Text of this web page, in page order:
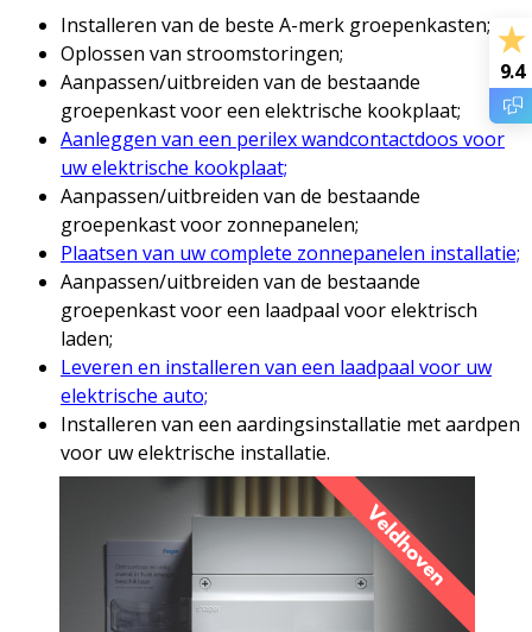
Installeren van de beste A-merk groepenkasten;
Oplossen van stroomstoringen;
Aanpassen/uitbreiden van de bestaande
groepenkast voor een elektrische kookplaat;
Aanleggen van een perilex wandcontactdoos voor
uw elektrische kookplaat;
Aanpassen/uitbreiden van de bestaande
groepenkast voor zonnepanelen;
Plaatsen van uw complete zonnepanelen installatie;
Aanpassen/uitbreiden van de bestaande
groepenkast voor een laadpaal voor elektrisch
laden;
Leveren en installeren van een laadpaal voor uw
elektrische auto;
Installeren van een aardingsinstallatie met aardpen
voor uw elektrische installatie.
9.4